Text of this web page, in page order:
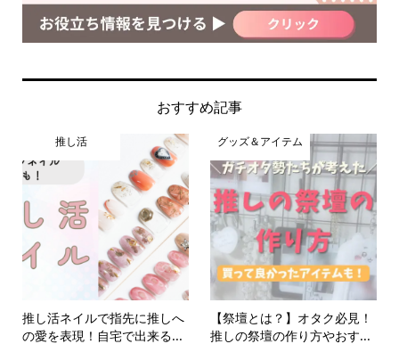
おすすめ記事
推し活
推し活ネイルで指先に推しへ
の愛を表現！自宅で出来る...
グッズ＆アイテム
【祭壇とは？】オタク必見！
推しの祭壇の作り方やおす...